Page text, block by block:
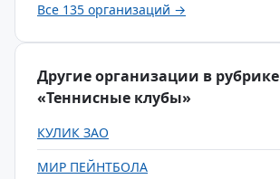
Все 135 организаций →
Другие организации в рубрике
«Теннисные клубы»
КУЛИК ЗАО
МИР ПЕЙНТБОЛА